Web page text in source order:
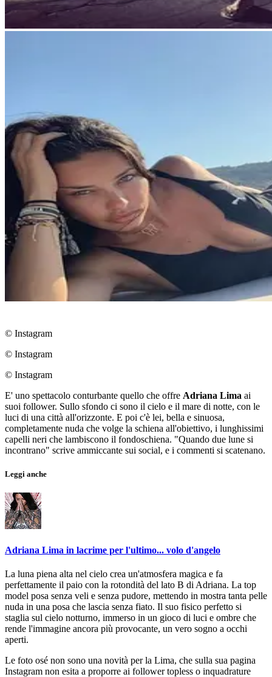
© Instagram
© Instagram
© Instagram
E' uno spettacolo conturbante quello che offre Adriana Lima ai
suoi follower. Sullo sfondo ci sono il cielo e il mare di notte, con le
luci di una città all'orizzonte. E poi c'è lei, bella e sinuosa,
completamente nuda che volge la schiena all'obiettivo, i lunghissimi
capelli neri che lambiscono il fondoschiena. "Quando due lune si
incontrano" scrive ammiccante sui social, e i commenti si scatenano.
Leggi anche
Adriana Lima in lacrime per l'ultimo... volo d'angelo
La luna piena alta nel cielo crea un'atmosfera magica e fa
perfettamente il paio con la rotondità del lato B di Adriana. La top
model posa senza veli e senza pudore, mettendo in mostra tanta pelle
nuda in una posa che lascia senza fiato. Il suo fisico perfetto si
staglia sul cielo notturno, immerso in un gioco di luci e ombre che
rende l'immagine ancora più provocante, un vero sogno a occhi
aperti.
Le foto osé non sono una novità per la Lima, che sulla sua pagina
Instagram non esita a proporre ai follower topless o inquadrature